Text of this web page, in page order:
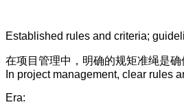
Established rules and criteria;
在项目管理中 ， 明确的规矩准绳是确
In project management, clear rules
Era: